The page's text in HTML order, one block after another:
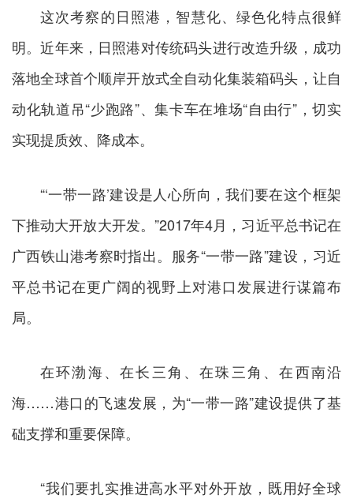
这次考察的日照港，智慧化、绿色化特点很鲜
明。近年来，日照港对传统码头进行改造升级，成功
落地全球首个顺岸开放式全自动化集装箱码头，让自
动化轨道吊“少跑路”、集卡车在堆场“自由行”，切实
实现提质效、降成本。
“‘一带一路’建设是人心所向，我们要在这个框架
下推动大开放大开发。”2017年4月，习近平总书记在
广西铁山港考察时指出。服务“一带一路”建设，习近
平总书记在更广阔的视野上对港口发展进行谋篇布
局。
在环渤海、在长三角、在珠三角、在西南沿
海……港口的飞速发展，为“一带一路”建设提供了基
础支撑和重要保障。
“我们要扎实推进高水平对外开放，既用好全球